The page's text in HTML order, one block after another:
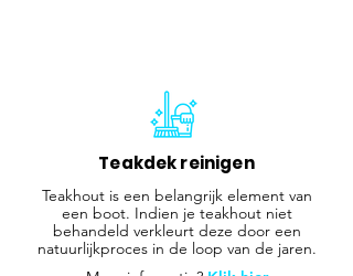
Teakdek reinigen
Teakhout is een belangrijk element van
een boot. Indien je teakhout niet
behandeld verkleurt deze door een
natuurlijkproces in de loop van de jaren.